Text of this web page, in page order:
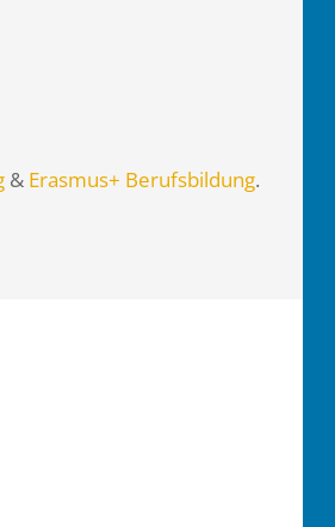
& Erasmus+ Berufsbildung.